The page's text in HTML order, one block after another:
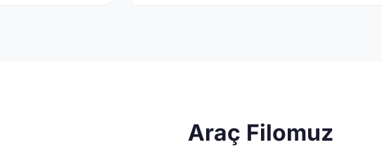
Araç Filomuz